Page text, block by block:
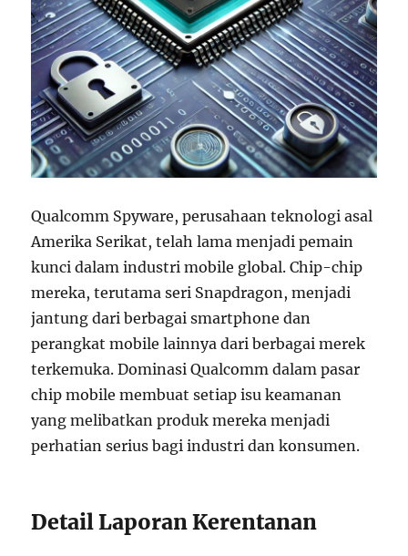
Qualcomm Spyware, perusahaan teknologi asal
Amerika Serikat, telah lama menjadi pemain
kunci dalam industri mobile global. Chip-chip
mereka, terutama seri Snapdragon, menjadi
jantung dari berbagai smartphone dan
perangkat mobile lainnya dari berbagai merek
terkemuka. Dominasi Qualcomm dalam pasar
chip mobile membuat setiap isu keamanan
yang melibatkan produk mereka menjadi
perhatian serius bagi industri dan konsumen.
Detail Laporan Kerentanan